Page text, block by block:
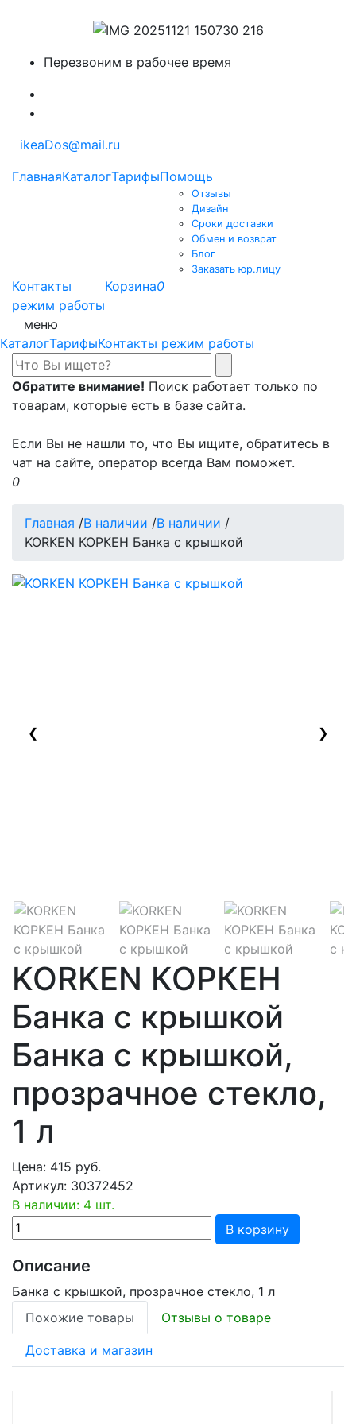
Перезвоним в рабочее время
ikeaDos@mail.ru
ГлавнаяКаталогТарифыПомощь
Отзывы
Дизайн
Сроки доставки
Обмен и возврат
Блог
Заказать юр.лицу
Контакты
режим работы
Корзина0
меню
КаталогТарифыКонтакты режим работы
Обратите внимание! Поиск работает только по
товарам, которые есть в базе сайта.
Если Вы не нашли то, что Вы ищите, обратитесь в
чат на сайте, оператор всегда Вам поможет.
0
Главная /В наличии /В наличии /
KORKEN КОРКЕН Банка с крышкой
❮ ❯
KORKEN КОРКЕН
Банка с крышкой
Банка с крышкой,
прозрачное стекло,
1 л
Цена: 415 руб.
Артикул: 30372452
В наличии: 4 шт.
В корзину
Описание
Банка с крышкой, прозрачное стекло, 1 л
Похожие товары
Отзывы о товаре
Доставка и магазин